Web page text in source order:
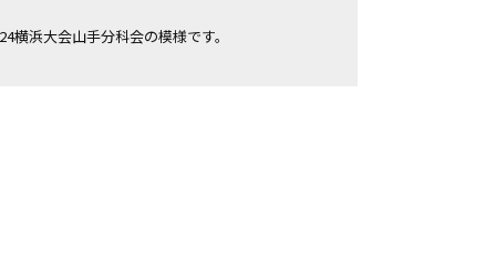
横浜⼤会⼭⼿分科会の模様です。